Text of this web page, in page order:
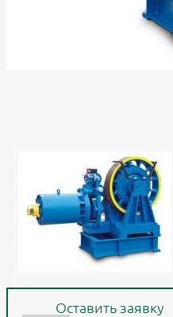
Оставить заявку